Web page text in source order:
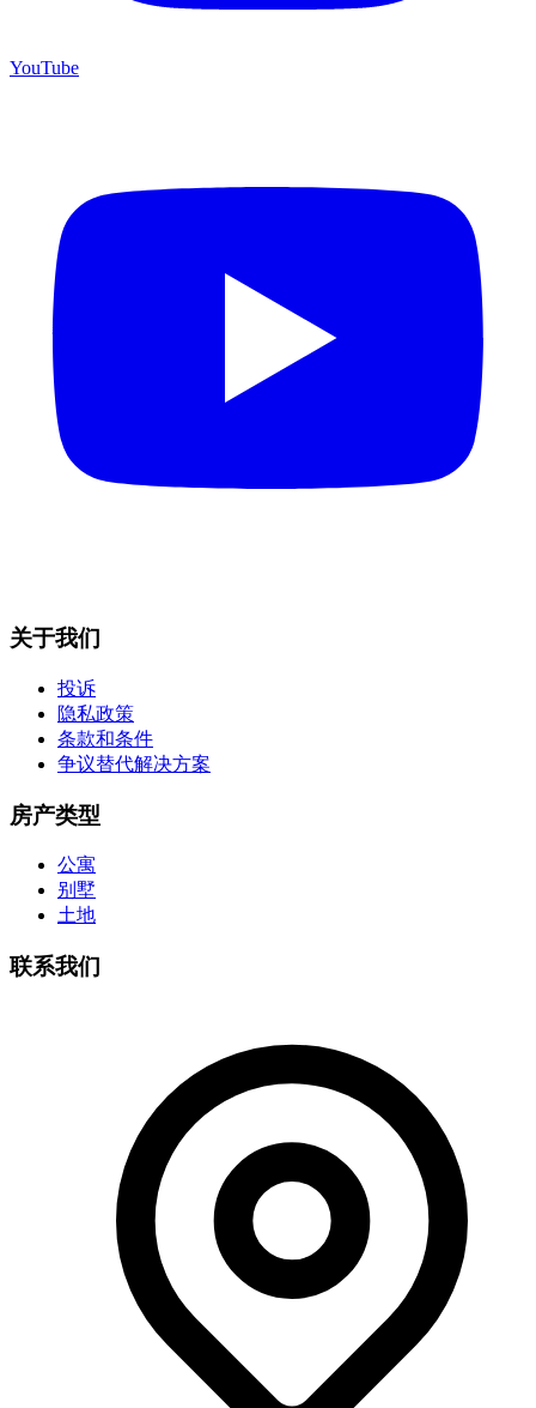
YouTube
关于我们
投诉
隐私政策
条款和条件
争议替代解决方案
房产类型
公寓
别墅
土地
联系我们